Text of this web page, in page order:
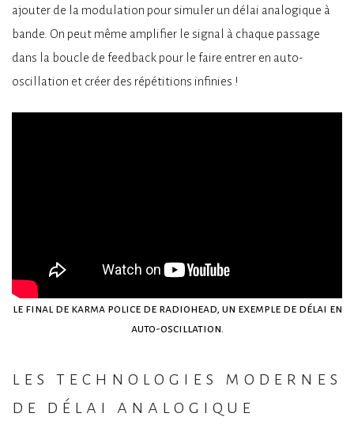
ajouter de la modulation pour simuler un délai analogique à
bande. On peut même amplifier le signal à chaque passage
dans la boucle de feedback pour le faire entrer en auto-
oscillation et créer des répétitions infinies !
le final de karma police de radiohead, un exemple de délai en
auto-oscillation.
les technologies modernes
de délai analogique